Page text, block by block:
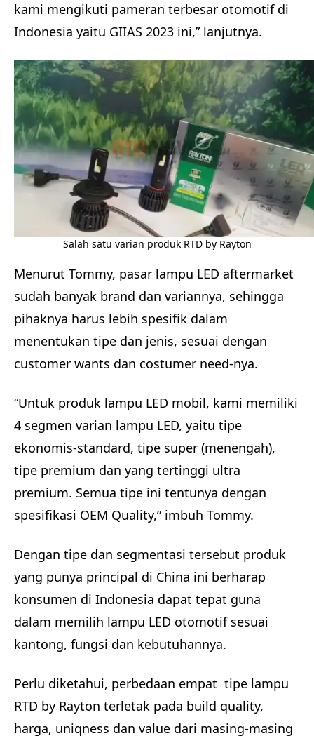
kami mengikuti pameran terbesar otomotif di
Indonesia yaitu GIIAS 2023 ini,” lanjutnya.
Salah satu varian produk RTD by Rayton
Menurut Tommy, pasar lampu LED aftermarket
sudah banyak brand dan variannya, sehingga
pihaknya harus lebih spesifik dalam
menentukan tipe dan jenis, sesuai dengan
customer wants dan costumer need-nya.
“Untuk produk lampu LED mobil, kami memiliki
4 segmen varian lampu LED, yaitu tipe
ekonomis-standard, tipe super (menengah),
tipe premium dan yang tertinggi ultra
premium. Semua tipe ini tentunya dengan
spesifikasi OEM Quality,” imbuh Tommy.
Dengan tipe dan segmentasi tersebut produk
yang punya principal di China ini berharap
konsumen di Indonesia dapat tepat guna
dalam memilih lampu LED otomotif sesuai
kantong, fungsi dan kebutuhannya.
Perlu diketahui, perbedaan empat tipe lampu
RTD by Rayton terletak pada build quality,
harga, uniqness dan value dari masing-masing